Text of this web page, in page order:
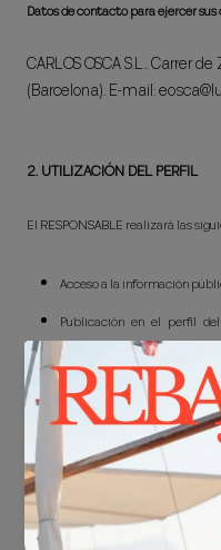
Datos de contacto para ejercer sus
CARLOS OSCA S.L.. Carrer
(Barcelona). E-mail:
2. UTILIZACIÓN DEL PERFIL
El RESPONSABLE realizará las
Acceso a la información
Publicación en el perfil
publicada en la red social del
Enviar mensajes
social
Actualizaciones del estado
USUARIO
El USUARIO siempre puede